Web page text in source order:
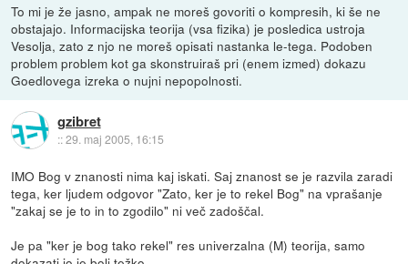
To mi je že jasno, ampak ne moreš govoriti o kompresih, ki še ne
obstajajo. Informacijska teorija (vsa fizika) je posledica ustroja
Vesolja, zato z njo ne moreš opisati nastanka le-tega. Podoben
problem problem kot ga skonstruiraš pri (enem izmed) dokazu
Goedlovega izreka o nujni nepopolnosti.
gzibret
::29. maj 2005, 16:15
IMO Bog v znanosti nima kaj iskati. Saj znanost se je razvila zaradi
tega, ker ljudem odgovor "Zato, ker je to rekel Bog" na vprašanje
"zakaj se je to in to zgodilo" ni več zadoščal.
Je pa "ker je bog tako rekel" res univerzalna (M) teorija, samo